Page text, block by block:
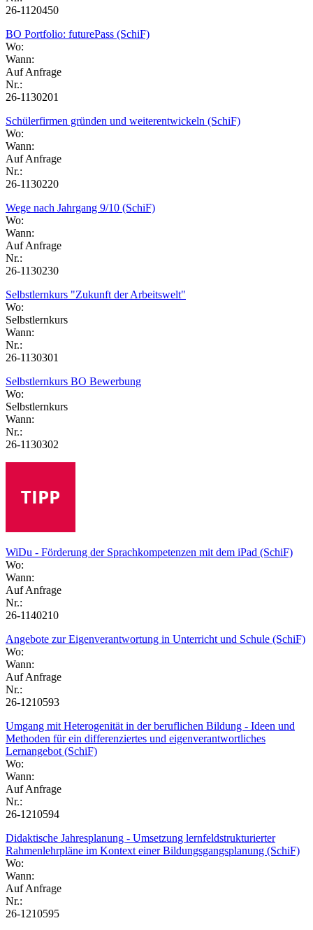
26-1120450
BO Portfolio: futurePass (SchiF)
Wo:
Wann:
Auf Anfrage
Nr.:
26-1130201
Schülerfirmen gründen und weiterentwickeln (SchiF)
Wo:
Wann:
Auf Anfrage
Nr.:
26-1130220
Wege nach Jahrgang 9/10 (SchiF)
Wo:
Wann:
Auf Anfrage
Nr.:
26-1130230
Selbstlernkurs "Zukunft der Arbeitswelt"
Wo:
Selbstlernkurs
Wann:
Nr.:
26-1130301
Selbstlernkurs BO Bewerbung
Wo:
Selbstlernkurs
Wann:
Nr.:
26-1130302
WiDu - Förderung der Sprachkompetenzen mit dem iPad (SchiF)
Wo:
Wann:
Auf Anfrage
Nr.:
26-1140210
Angebote zur Eigenverantwortung in Unterricht und Schule (SchiF)
Wo:
Wann:
Auf Anfrage
Nr.:
26-1210593
Umgang mit Heterogenität in der beruflichen Bildung - Ideen und
Methoden für ein differenziertes und eigenverantwortliches
Lernangebot (SchiF)
Wo:
Wann:
Auf Anfrage
Nr.:
26-1210594
Didaktische Jahresplanung - Umsetzung lernfeldstrukturierter
Rahmenlehrpläne im Kontext einer Bildungsgangsplanung (SchiF)
Wo:
Wann:
Auf Anfrage
Nr.:
26-1210595